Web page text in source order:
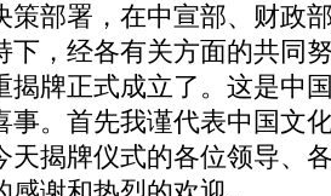
策部署，在中宣部、财政
下，经各有关方面的共同
揭牌正式成立了。这是中
事。首先我谨代表中国文
天揭牌仪式的各位领导、